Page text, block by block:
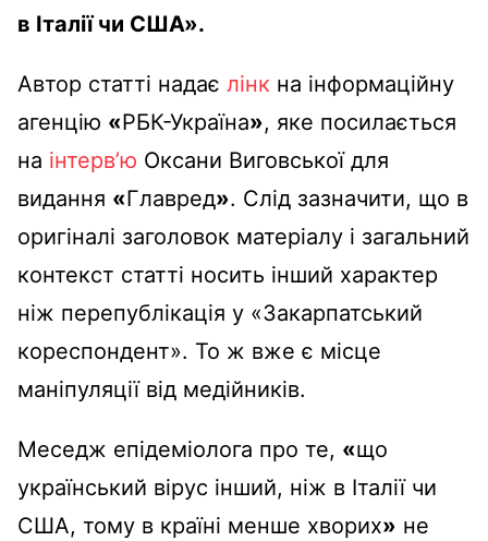
в Італії чи США».
Автор статті надає лінк на інформаційну
агенцію «РБК-Україна», яке посилається
на інтерв’ю Оксани Виговської для
видання «Главред». Слід зазначити, що в
оригіналі заголовок матеріалу і загальний
контекст статті носить інший характер
ніж перепублікація у «Закарпатський
кореспондент». То ж вже є місце
маніпуляції від медійників.
Меседж епідеміолога про те, «що
український вірус інший, ніж в Італії чи
США, тому в країні менше хворих» не